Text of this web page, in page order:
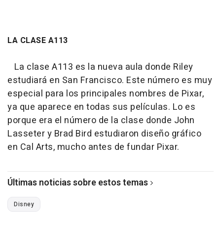
LA CLASE A113
La clase A113 es la nueva aula donde Riley
estudiará en San Francisco. Este número es muy
especial para los principales nombres de Pixar,
ya que aparece en todas sus películas. Lo es
porque era el número de la clase donde John
Lasseter y Brad Bird estudiaron diseño gráfico
en Cal Arts, mucho antes de fundar Pixar.
Últimas noticias sobre estos temas
Disney